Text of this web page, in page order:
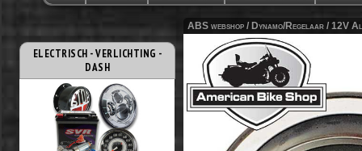
ELECTRISCH - VERLICHTING -
DASH
ABS webshop / Dynamo/Regelaar / 12V